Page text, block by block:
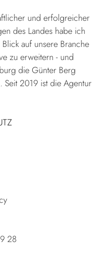
und erfolgreicher
des Landes habe ich
auf unsere Branche
zu erweitern - und
die Günter Berg
Seit 2019 ist die Agentur
28